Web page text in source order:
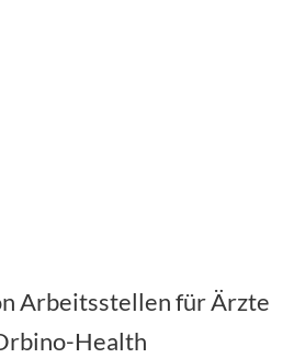
Arbeitsstellen für Ärzte
Health